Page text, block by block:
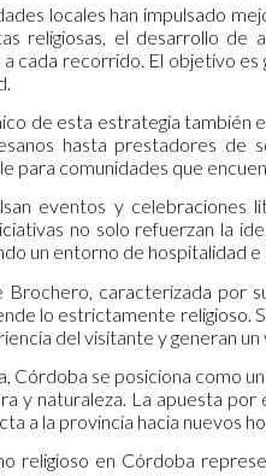
locales han impulsado
religiosas, el desarrollo
cada recorrido. El objetivo
de esta estrategia también
hasta prestadores
para comunidades que
eventos y
no solo refuerzan la
un entorno de hospitalidad
Brochero, caracterizada por
lo estrictamente religioso.
del visitante y generan
Córdoba se posiciona como
y naturaleza. La apuesta
a la provincia hacia nuevos
religioso en Córdoba